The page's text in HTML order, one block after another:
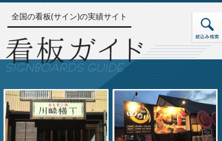
全国の看板(サイン)の実績サイト